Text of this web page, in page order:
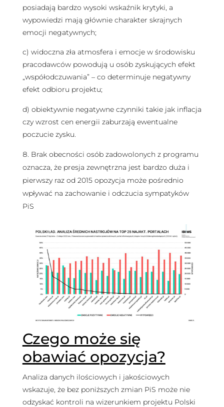
posiadają bardzo wysoki wskaźnik krytyki, a
wypowiedzi mają głównie charakter skrajnych
emocji negatywnych;
c) widoczna zła atmosfera i emocje w środowisku
pracodawców powodują u osób zyskujących efekt
„współodczuwania” – co determinuje negatywny
efekt odbioru projektu;
d) obiektywnie negatywne czynniki takie jak inflacja
czy wzrost cen energii zaburzają ewentualne
poczucie zysku.
Brak obecności osób zadowolonych z programu
oznacza, że presja zewnętrzna jest bardzo duża i
pierwszy raz od 2015 opozycja może pośrednio
wpływać na zachowanie i odczucia sympatyków
PiS
Czego może się
obawiać opozycja?
Analiza danych ilościowych i jakościowych
wskazuje, że bez poniższych zmian PiS może nie
odzyskać kontroli na wizerunkiem projektu Polski